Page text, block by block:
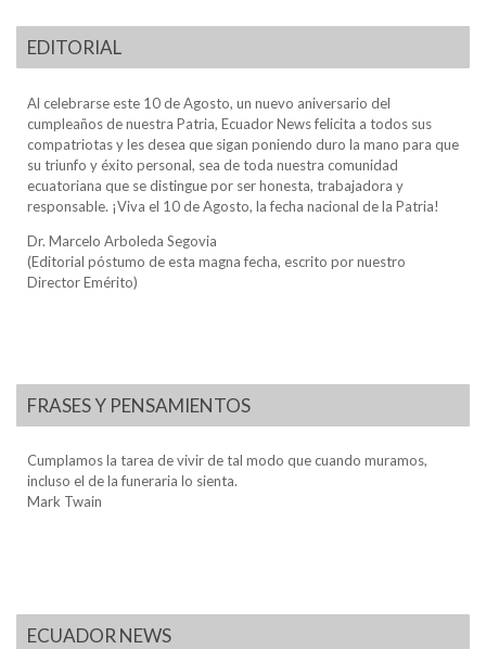
EDITORIAL
Al celebrarse este 10 de Agosto, un nuevo aniversario del
cumpleaños de nuestra Patria, Ecuador News felicita a todos sus
compatriotas y les desea que sigan poniendo duro la mano para que
su triunfo y éxito personal, sea de toda nuestra comunidad
ecuatoriana que se distingue por ser honesta, trabajadora y
responsable. ¡Viva el 10 de Agosto, la fecha nacional de la Patria!
Dr. Marcelo Arboleda Segovia
(Editorial póstumo de esta magna fecha, escrito por nuestro
Director Emérito)
FRASES Y PENSAMIENTOS
Cumplamos la tarea de vivir de tal modo que cuando muramos,
incluso el de la funeraria lo sienta.
Mark Twain
ECUADOR NEWS